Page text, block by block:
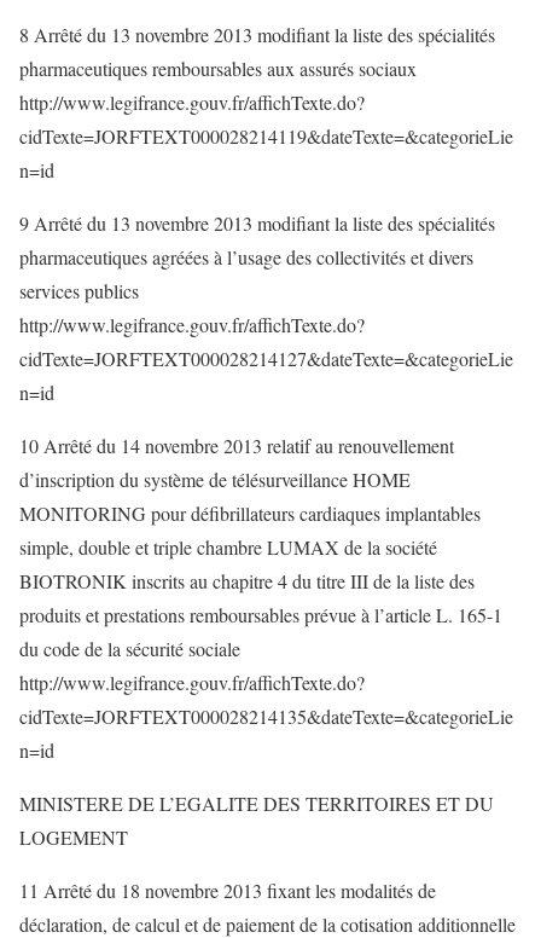
8 Arrêté du 13 novembre 2013 modifiant la liste des spécialités
pharmaceutiques remboursables aux assurés sociaux
http://www.legifrance.gouv.fr/affichTexte.do?
cidTexte=JORFTEXT000028214119&dateTexte=&categorieLie
n=id
9 Arrêté du 13 novembre 2013 modifiant la liste des spécialités
pharmaceutiques agréées à l’usage des collectivités et divers
services publics
http://www.legifrance.gouv.fr/affichTexte.do?
cidTexte=JORFTEXT000028214127&dateTexte=&categorieLie
n=id
10 Arrêté du 14 novembre 2013 relatif au renouvellement
d’inscription du système de télésurveillance HOME
MONITORING pour défibrillateurs cardiaques implantables
simple, double et triple chambre LUMAX de la société
BIOTRONIK inscrits au chapitre 4 du titre III de la liste des
produits et prestations remboursables prévue à l’article L. 165-1
du code de la sécurité sociale
http://www.legifrance.gouv.fr/affichTexte.do?
cidTexte=JORFTEXT000028214135&dateTexte=&categorieLie
n=id
MINISTERE DE L’EGALITE DES TERRITOIRES ET DU
LOGEMENT
11 Arrêté du 18 novembre 2013 fixant les modalités de
déclaration, de calcul et de paiement de la cotisation additionnelle